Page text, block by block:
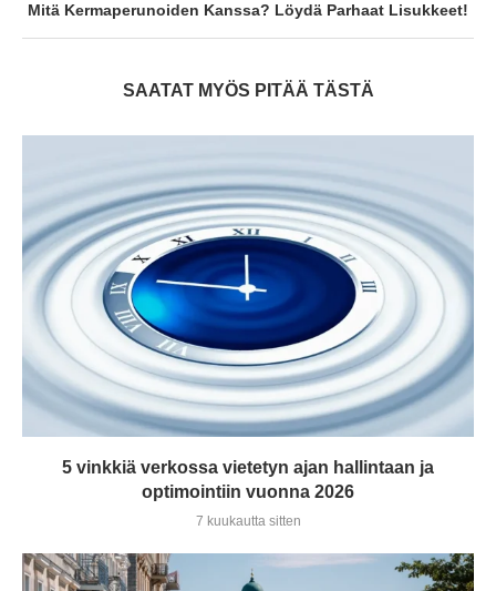
Mitä Kermaperunoiden Kanssa? Löydä Parhaat Lisukkeet!
SAATAT MYÖS PITÄÄ TÄSTÄ
5 vinkkiä verkossa vietetyn ajan hallintaan ja
optimointiin vuonna 2026
7 kuukautta sitten